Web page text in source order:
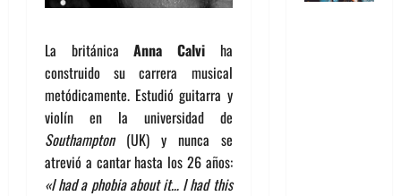
La británica Anna Calviha
construido su carrera musical
metódicamente. Estudió guitarra y
violín en la universidad de
Southampton(UK) y nunca se
atrevió a cantar hasta los 26 años:
«I had a phobia about it… I had this